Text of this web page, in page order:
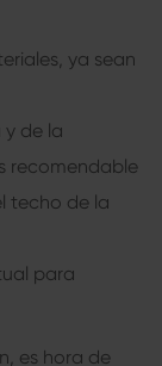
ya sean
de la
recomendable
techo de la
para
es hora de